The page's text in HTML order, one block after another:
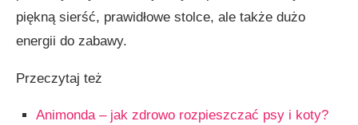
piękną sierść, prawidłowe stolce, ale także dużo
energii do zabawy.
Przeczytaj też
Animonda – jak zdrowo rozpieszczać psy i koty?